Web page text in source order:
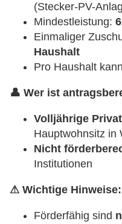
(Stecker-PV-
Mindestleistung:
Einmaliger
Haushalt
Pro Haushalt kann
👤 Wer ist
Volljährige
Hauptwohnsitz in
Nicht
Institutionen
⚠ Wichtige Hinweise:
Förderfähig sind